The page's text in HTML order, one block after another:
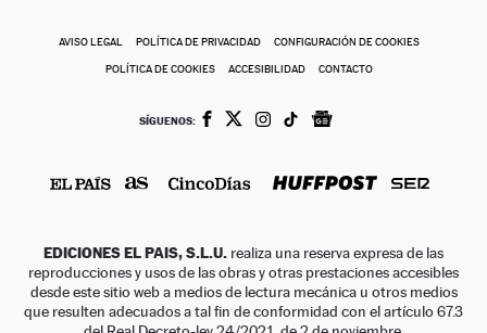
AVISO LEGAL POLÍTICA DE PRIVACIDAD CONFIGURACIÓN DE COOKIES
POLÍTICA DE COOKIES ACCESIBILIDAD CONTACTO
SÍGUENOS:
EDICIONES EL PAIS, S.L.U. realiza una reserva expresa de las
reproducciones y usos de las obras y otras prestaciones accesibles
desde este sitio web a medios de lectura mecánica u otros medios
que resulten adecuados a tal fin de conformidad con el artículo 67.3